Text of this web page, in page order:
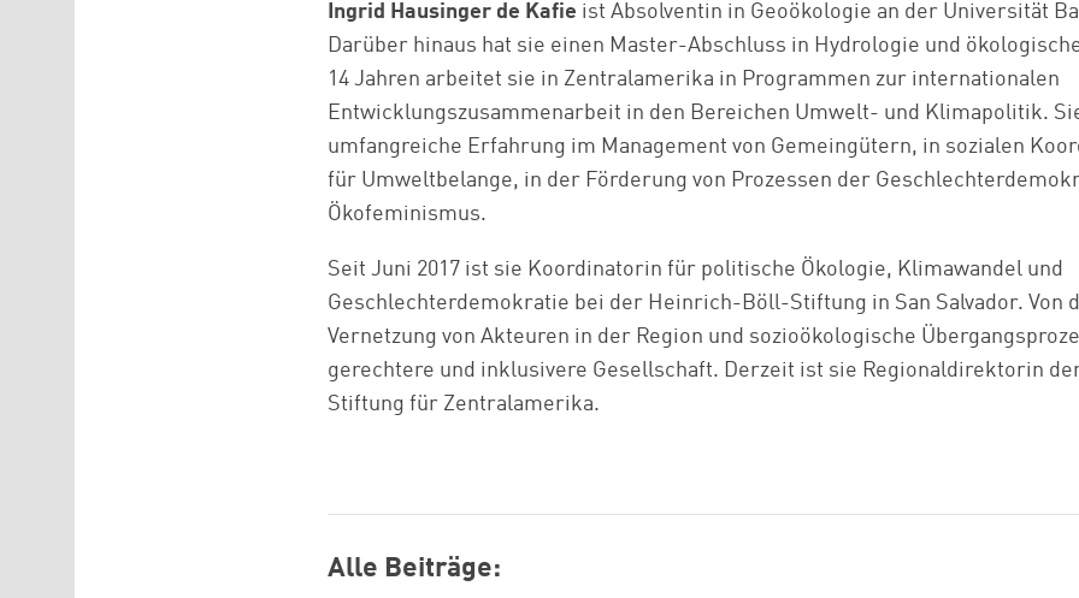
Ingrid Hausinger de Kafie ist Absolventin in Geoökologie an der Universität
Darüber hinaus hat sie einen Master-Abschluss in Hydrologie und
14 Jahren arbeitet sie in Zentralamerika in Programmen zur internationalen
Entwicklungszusammenarbeit in den Bereichen Umwelt- und Klimapolitik.
umfangreiche Erfahrung im Management von Gemeingütern, in sozialen
für Umweltbelange, in der Förderung von Prozessen der
Ökofeminismus.
Seit Juni 2017 ist sie Koordinatorin für politische Ökologie, Klimawandel und
Geschlechterdemokratie bei der Heinrich-Böll-Stiftung in San Salvador. Von
Vernetzung von Akteuren in der Region und sozioökologische
gerechtere und inklusivere Gesellschaft. Derzeit ist sie Regionaldirektorin
Stiftung für Zentralamerika.
Alle Beiträge: